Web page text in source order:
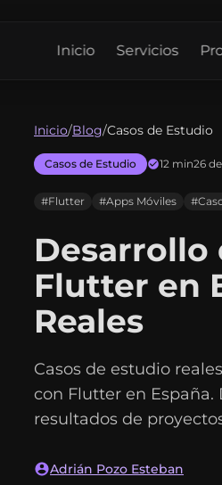
Inicio Servicios
Inicio/Blog/Casos de Estudio
Casos de Estudio 12 min26
#Flutter #Apps Móviles
Desarrollo
Flutter en
Reales
Casos de estudio
con Flutter en España.
resultados de
Adrián Pozo Esteban